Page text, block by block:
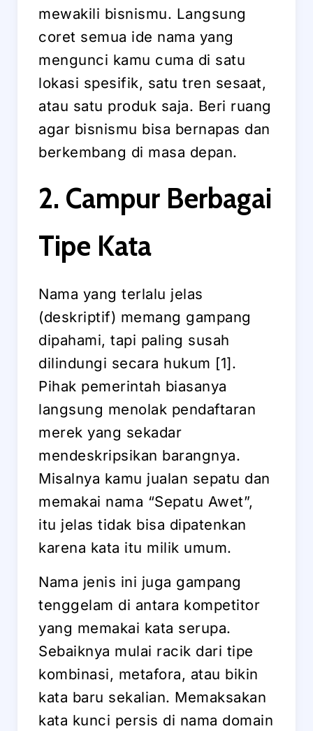
mewakili bisnismu. Langsung
coret semua ide nama yang
mengunci kamu cuma di satu
lokasi spesifik, satu tren sesaat,
atau satu produk saja. Beri ruang
agar bisnismu bisa bernapas dan
berkembang di masa depan.
2. Campur Berbagai
Tipe Kata
Nama yang terlalu jelas
(deskriptif) memang gampang
dipahami, tapi paling susah
dilindungi secara hukum [1].
Pihak pemerintah biasanya
langsung menolak pendaftaran
merek yang sekadar
mendeskripsikan barangnya.
Misalnya kamu jualan sepatu dan
memakai nama “Sepatu Awet”,
itu jelas tidak bisa dipatenkan
karena kata itu milik umum.
Nama jenis ini juga gampang
tenggelam di antara kompetitor
yang memakai kata serupa.
Sebaiknya mulai racik dari tipe
kombinasi, metafora, atau bikin
kata baru sekalian. Memaksakan
kata kunci persis di nama domain